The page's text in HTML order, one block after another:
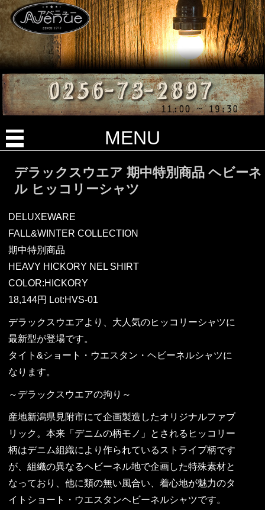
MENU
デラックスウエア 期中特別商品 ヘビーネ
ル ヒッコリーシャツ
DELUXEWARE
FALL&WINTER COLLECTION
期中特別商品
HEAVY HICKORY NEL SHIRT
COLOR:HICKORY
18,144円 Lot:HVS-01
デラックスウエアより、大人気のヒッコリーシャツに
最新型が登場です。
タイト&ショート・ウエスタン・ヘビーネルシャツに
なります。
～デラックスウエアの拘り～
産地新潟県見附市にて企画製造したオリジナルファブ
リック。本来「デニムの柄モノ」とされるヒッコリー
柄はデニム組織により作られているストライプ柄です
が、組織の異なるヘビーネル地で企画した特殊素材と
なっており、他に類の無い風合い、着心地が魅力のタ
イトショート・ウエスタンヘビーネルシャツです。